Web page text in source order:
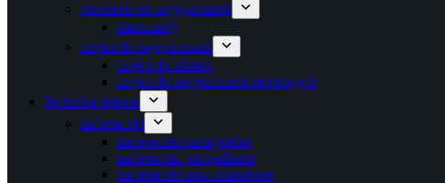
akcesoria do zagęszczarek
elastomery
części do zagęszczarek
części do silnika
częsci do zagęszczarek stopowych
Technika betonu
zacieraczki
zacieraczki samojezdne
zacieraczki prowadzone
zacieraczki akumulatorowe